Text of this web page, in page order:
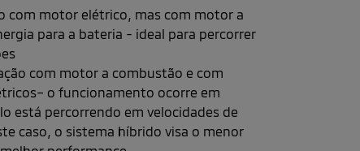
com motor elétrico, mas com motor a
para a bateria - ideal para percorrer
com motor a combustão e com
o funcionamento ocorre em
está percorrendo em velocidades de
caso, o sistema híbrido visa o menor